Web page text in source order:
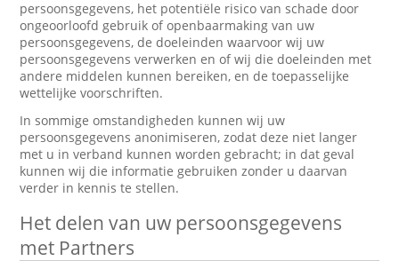
persoonsgegevens, het potentiële risico van schade door
ongeoorloofd gebruik of openbaarmaking van uw
persoonsgegevens, de doeleinden waarvoor wij uw
persoonsgegevens verwerken en of wij die doeleinden met
andere middelen kunnen bereiken, en de toepasselijke
wettelijke voorschriften.
In sommige omstandigheden kunnen wij uw
persoonsgegevens anonimiseren, zodat deze niet langer
met u in verband kunnen worden gebracht; in dat geval
kunnen wij die informatie gebruiken zonder u daarvan
verder in kennis te stellen.
Het delen van uw persoonsgegevens
met Partners